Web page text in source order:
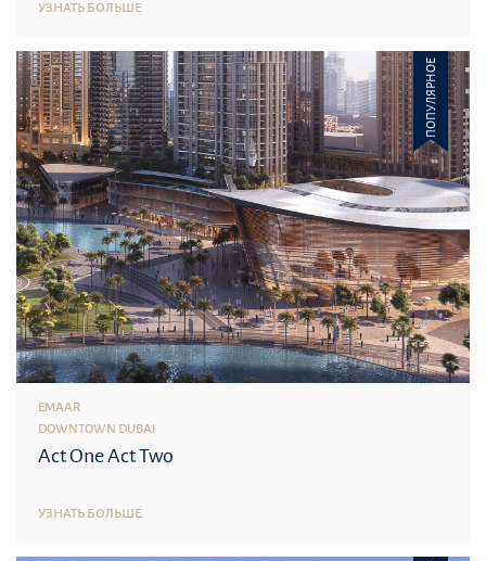
УЗНАТЬ БОЛЬШЕ
ПОПУЛЯРНОЕ
EMAAR
DOWNTOWN DUBAI
Act One Act Two
УЗНАТЬ БОЛЬШЕ